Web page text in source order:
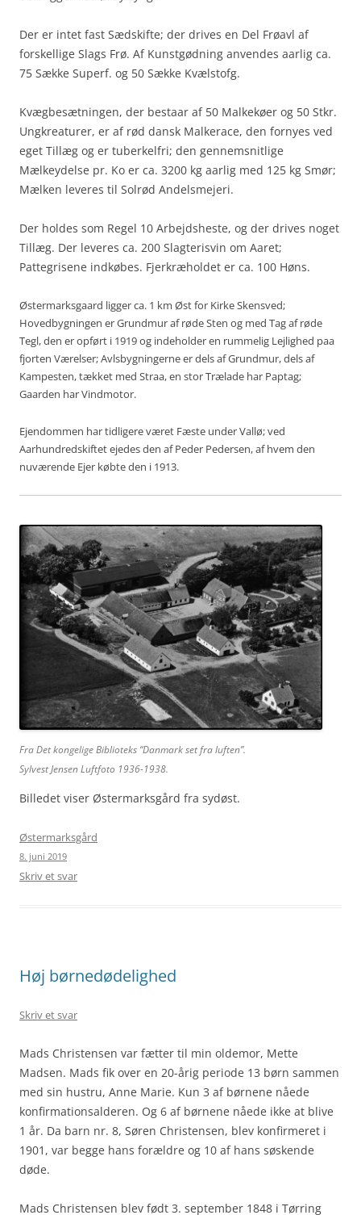
Der er intet fast Sædskifte; der drives en Del Frøavl af
forskellige Slags Frø. Af Kunstgødning anvendes aarlig ca.
75 Sække Superf. og 50 Sække Kvælstofg.
Kvægbesætningen, der bestaar af 50 Malkekøer og 50 Stkr.
Ungkreaturer, er af rød dansk Malkerace, den fornyes ved
eget Tillæg og er tuberkelfri; den gennem­snitlige
Mælkeydelse pr. Ko er ca. 3200 kg aarlig med 125 kg Smør;
Mælken le­veres til Solrød Andelsmejeri.
Der holdes som Regel 10 Arbejdsheste, og der drives noget
Tillæg. Der leveres ca. 200 Slagterisvin om Aaret;
Pattegrisene indkøbes. Fjerkræholdet er ca. 100 Høns.
Østermarksgaard ligger ca. 1 km Øst for Kirke Skensved;
Hovedbygningen er Grundmur af røde Sten og med Tag af røde
Tegl, den er opført i 1919 og indeholder en rummelig Lejlighed paa
fjorten Værelser; Avlsbygningerne er dels af Grundmur, dels af
Kampesten, tækket med Straa, en stor Trælade har Paptag;
Gaarden har Vindmotor.
Ejendommen har tidligere været Fæste under Vallø; ved
Aarhundredskiftet ejedes den af Peder Pedersen, af hvem den
nuværende Ejer købte den i 1913.
Fra Det kongelige Biblioteks “Danmark set fra luften”.
Sylvest Jensen Luftfoto 1936-1938.
Billedet viser Østermarksgård fra sydøst.
Østermarksgård
8. juni 2019
Skriv et svar
Høj børnedødelighed
Skriv et svar
Mads Christensen var fætter til min oldemor, Mette
Madsen. Mads fik over en 20-årig periode 13 børn sammen
med sin hustru, Anne Marie. Kun 3 af børnene nåede
konfirmationsalderen. Og 6 af børnene nåede ikke at blive
1 år. Da barn nr. 8, Søren Christensen, blev konfirmeret i
1901, var begge hans forældre og 10 af hans søskende
døde.
Mads Christensen blev født 3. september 1848 i Tørring